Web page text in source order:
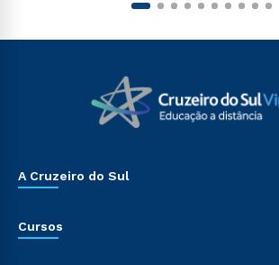
A Cruzeiro do Sul
Cursos